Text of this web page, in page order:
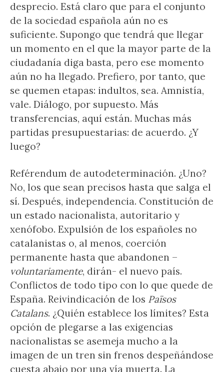
desprecio. Está claro que para el conjunto
de la sociedad española aún no es
suficiente. Supongo que tendrá que llegar
un momento en el que la mayor parte de la
ciudadanía diga basta, pero ese momento
aún no ha llegado. Prefiero, por tanto, que
se quemen etapas: indultos, sea. Amnistía,
vale. Diálogo, por supuesto. Más
transferencias, aquí están. Muchas más
partidas presupuestarias: de acuerdo. ¿Y
luego?
Reférendum de autodeterminación. ¿Uno?
No, los que sean precisos hasta que salga el
sí. Después, independencia. Constitución de
un estado nacionalista, autoritario y
xenófobo. Expulsión de los españoles no
catalanistas o, al menos, coerción
permanente hasta que abandonen –
voluntariamente, dirán- el nuevo país.
Conflictos de todo tipo con lo que quede de
España. Reivindicación de los Països
Catalans. ¿Quién establece los límites? Esta
opción de plegarse a las exigencias
nacionalistas se asemeja mucho a la
imagen de un tren sin frenos despeñándose
cuesta abajo por una vía muerta. La